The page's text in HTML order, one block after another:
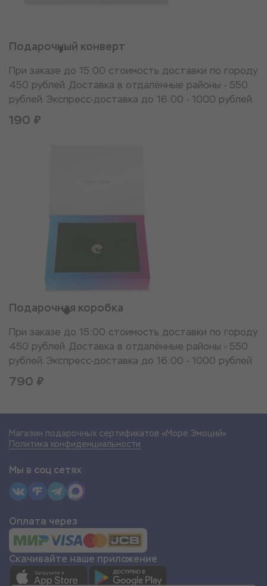
Подарочный конверт
При заказе до 15:00 стоимость доставки по городу
450 рублей. Доставка в отдалённые районы - 550
рублей. Экспресс-доставка до 16:00 - 1000 рублей
190 ₽
Подарочная коробка
При заказе до 15:00 стоимость доставки по городу
450 рублей. Доставка в отдалённые районы - 550
рублей. Экспресс-доставка до 16:00 - 1000 рублей
790 ₽
Магазин подарочных сертификатов «Море Эмоций»
Политика конфиденциальности
Мы в соц сетях
Оплата через
Скачивайте наше приложение